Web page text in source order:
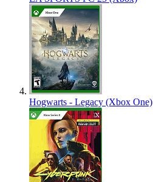
Hogwarts - Legacy (Xbox One)